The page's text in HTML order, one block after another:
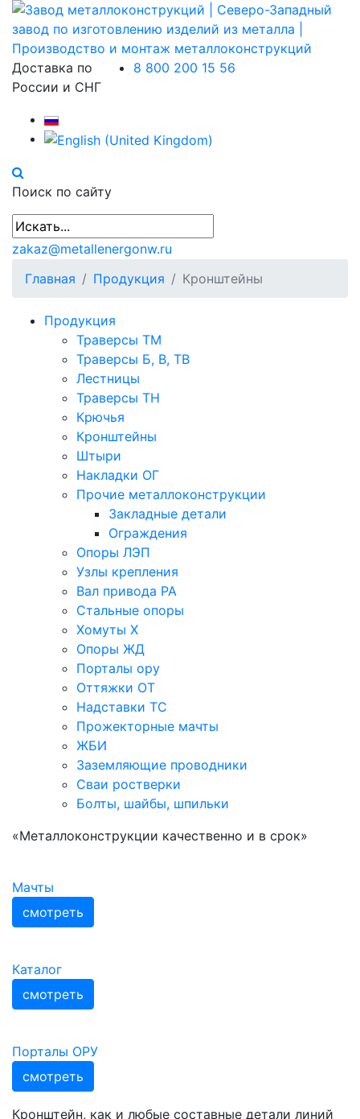
Доставка по
России и СНГ
8 800 200 15 56
Поиск по сайту
zakaz@metallenergonw.ru
Главная
Продукция Кронштейны
Продукция
Траверсы ТМ
Траверсы Б, В, ТВ
Лестницы
Траверсы ТН
Крючья
Кронштейны
Штыри
Накладки ОГ
Прочие металлоконструкции
Закладные детали
Ограждения
Опоры ЛЭП
Узлы крепления
Вал привода РА
Стальные опоры
Хомуты Х
Опоры ЖД
Порталы ору
Оттяжки ОТ
Надставки ТС
Прожекторные мачты
ЖБИ
Заземляющие проводники
Сваи ростверки
Болты, шайбы, шпильки
«Металлоконструкции качественно и в срок»
Мачты
смотреть
Каталог
смотреть
Порталы ОРУ
смотреть
Кронштейн, как и любые составные детали линий